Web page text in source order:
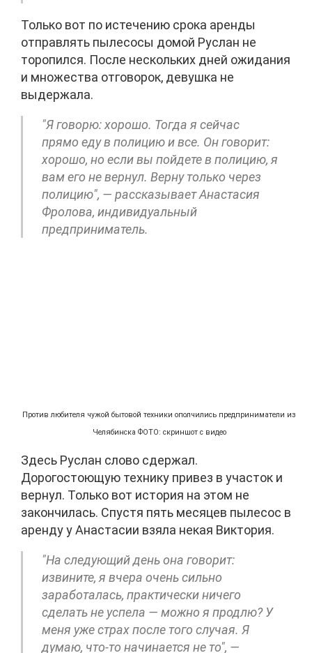
Только вот по истечению срока аренды
отправлять пылесосы домой Руслан не
торопился. После нескольких дней ожидания
и множества отговорок, девушка не
выдержала.
"Я говорю: хорошо. Тогда я сейчас
прямо еду в полицию и все. Он говорит:
хорошо, но если вы пойдете в полицию, я
вам его не вернул. Верну только через
полицию", — рассказывает Анастасия
Фролова, индивидуальный
предприниматель.
Против любителя чужой бытовой техники ополчились предприниматели из
Челябинска ФОТО: скриншот с видео
Здесь Руслан слово сдержал.
Дорогостоющую технику привез в участок и
вернул. Только вот история на этом не
закончилась. Спустя пять месяцев пылесос в
аренду у Анастасии взяла некая Виктория.
"На следующий день она говорит:
извините, я вчера очень сильно
заработалась, практически ничего
сделать не успела — можно я продлю? У
меня уже страх после того случая. Я
думаю, что-то начинается не то", —